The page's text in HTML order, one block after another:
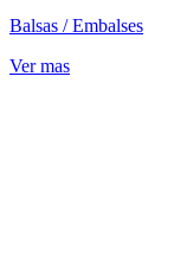
Balsas / Embalses
Ver mas